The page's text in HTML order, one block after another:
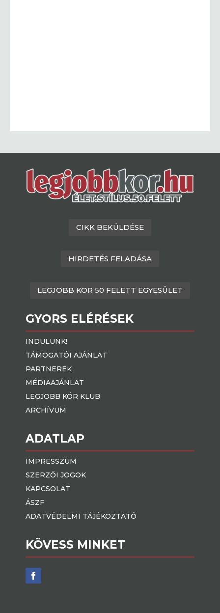
CIKK BEKÜLDÉSE
HIRDETÉS FELADÁSA
LEGJOBB KOR 50 FELETT EGYESÜLET
GYORS ELÉRÉSEK
INDULUNK!
TÁMOGATÓI AJÁNLAT
PARTNEREK
MÉDIAAJÁNLAT
LEGJOBB KÖR KLUB
ARCHÍVUM
ADATLAP
IMPRESSZUM
SZERZŐI JOGOK
KAPCSOLAT
ÁSZF
ADATVÉDELMI TÁJÉKOZTATÓ
KÖVESS MINKET